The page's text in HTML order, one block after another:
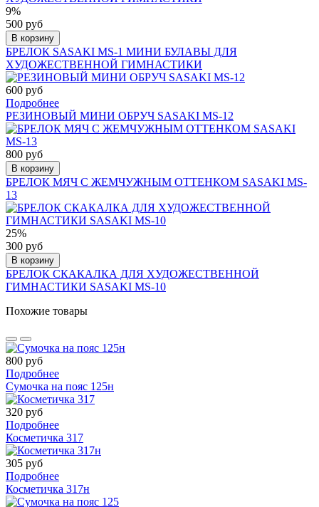
9%
500 руб
В корзину
БРЕЛОК SASAKI MS-1 МИНИ БУЛАВЫ ДЛЯ
ХУДОЖЕСТВЕННОЙ ГИМНАСТИКИ
600 руб
Подробнее
РЕЗИНОВЫЙ МИНИ ОБРУЧ SASAKI MS-12
800 руб
В корзину
БРЕЛОК МЯЧ С ЖЕМЧУЖНЫМ ОТТЕНКОМ SASAKI MS-
13
25%
300 руб
В корзину
БРЕЛОК СКАКАЛКА ДЛЯ ХУДОЖЕСТВЕННОЙ
ГИМНАСТИКИ SASAKI MS-10
Похожие товары
800 руб
Подробнее
Сумочка на пояс 125н
320 руб
Подробнее
Косметичка 317
305 руб
Подробнее
Косметичка 317н